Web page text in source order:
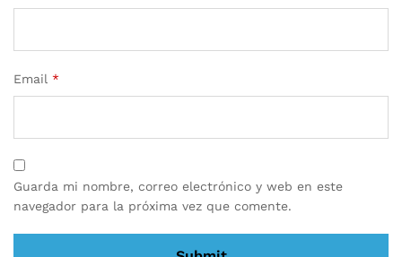
Email *
Guarda mi nombre, correo electrónico y web en este
navegador para la próxima vez que comente.